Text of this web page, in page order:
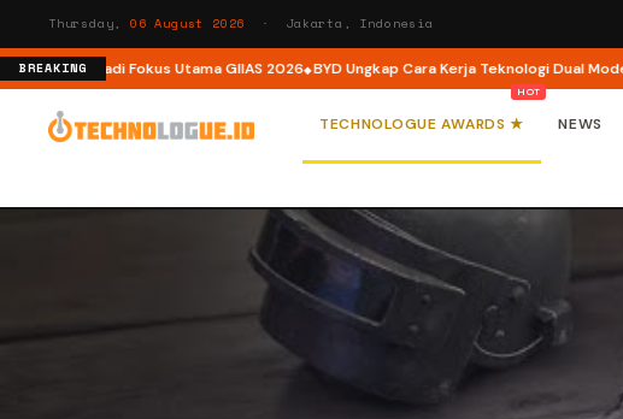
Thursday, 06 August 2026 · Jakarta, Indonesia
BREAKING
Utama GIIAS 2026 BYD Ungkap Cara Kerja Teknologi Dual Mode di M6 DM,
TECHNOLOGUE AWARDS ★ NEWS